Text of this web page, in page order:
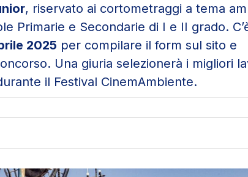
, riservato ai cortometraggi a tema
Primarie e Secondarie di I e II grado.
2025 per compilare il form sul sito e
Una giuria selezionerà i migliori
il Festival CinemAmbiente.